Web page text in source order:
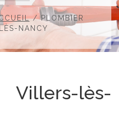
/PLOMBIER
NANCY
lès-